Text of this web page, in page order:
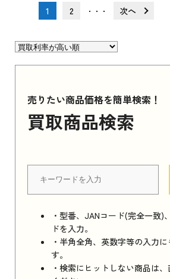
1 2 ・・・ 次へ
売りたい商品価格を簡単検索！
買取商品検索
・型番、JANコード(完全一致)
ドを入力。
・半角全角、英数字等の入力
す。
・検索にヒットしない商品は